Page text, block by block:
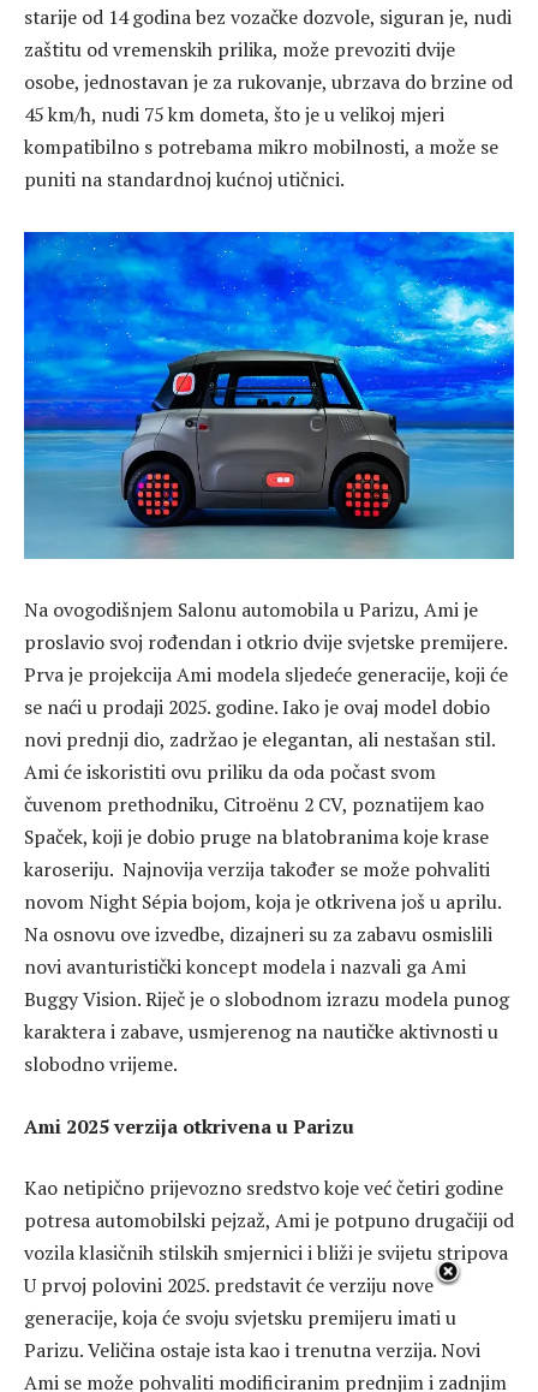
starije od 14 godina bez vozačke dozvole, siguran je, nudi
zaštitu od vremenskih prilika, može prevoziti dvije
osobe, jednostavan je za rukovanje, ubrzava do brzine od
45 km/h, nudi 75 km dometa, što je u velikoj mjeri
kompatibilno s potrebama mikro mobilnosti, a može se
puniti na standardnoj kućnoj utičnici.
Na ovogodišnjem Salonu automobila u Parizu, Ami je
proslavio svoj rođendan i otkrio dvije svjetske premijere.
Prva je projekcija Ami modela sljedeće generacije, koji će
se naći u prodaji 2025. godine. Iako je ovaj model dobio
novi prednji dio, zadržao je elegantan, ali nestašan stil.
Ami će iskoristiti ovu priliku da oda počast svom
čuvenom prethodniku, Citroënu 2 CV, poznatijem kao
Spaček, koji je dobio pruge na blatobranima koje krase
karoseriju. Najnovija verzija također se može pohvaliti
novom Night Sépia bojom, koja je otkrivena još u aprilu.
Na osnovu ove izvedbe, dizajneri su za zabavu osmislili
novi avanturistički koncept modela i nazvali ga Ami
Buggy Vision. Riječ je o slobodnom izrazu modela punog
karaktera i zabave, usmjerenog na nautičke aktivnosti u
slobodno vrijeme.
Ami 2025 verzija otkrivena u Parizu
Kao netipično prijevozno sredstvo koje već četiri godine
potresa automobilski pejzaž, Ami je potpuno drugačiji od
vozila klasičnih stilskih smjernici i bliži je svijetu stripova
U prvoj polovini 2025. predstavit će verziju nove
generacije, koja će svoju svjetsku premijeru imati u
Parizu. Veličina ostaje ista kao i trenutna verzija. Novi
Ami se može pohvaliti modificiranim prednjim i zadnjim